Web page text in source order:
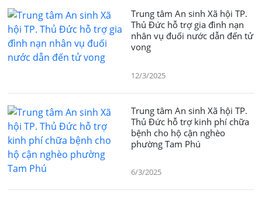
Trung tâm An sinh Xã hội TP.
Thủ Đức hỗ trợ gia đình nạn
nhân vụ đuối nước dẫn đến tử
vong
12/3/2025
Trung tâm An sinh Xã hội TP.
Thủ Đức hỗ trợ kinh phí chữa
bệnh cho hộ cận nghèo
phường Tam Phú
6/3/2025